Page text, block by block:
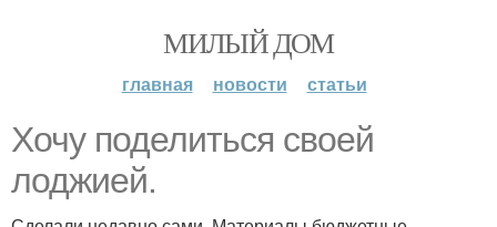
МИЛЫЙ ДОМ
главная новости статьи
Хочу поделиться своей
лоджией.